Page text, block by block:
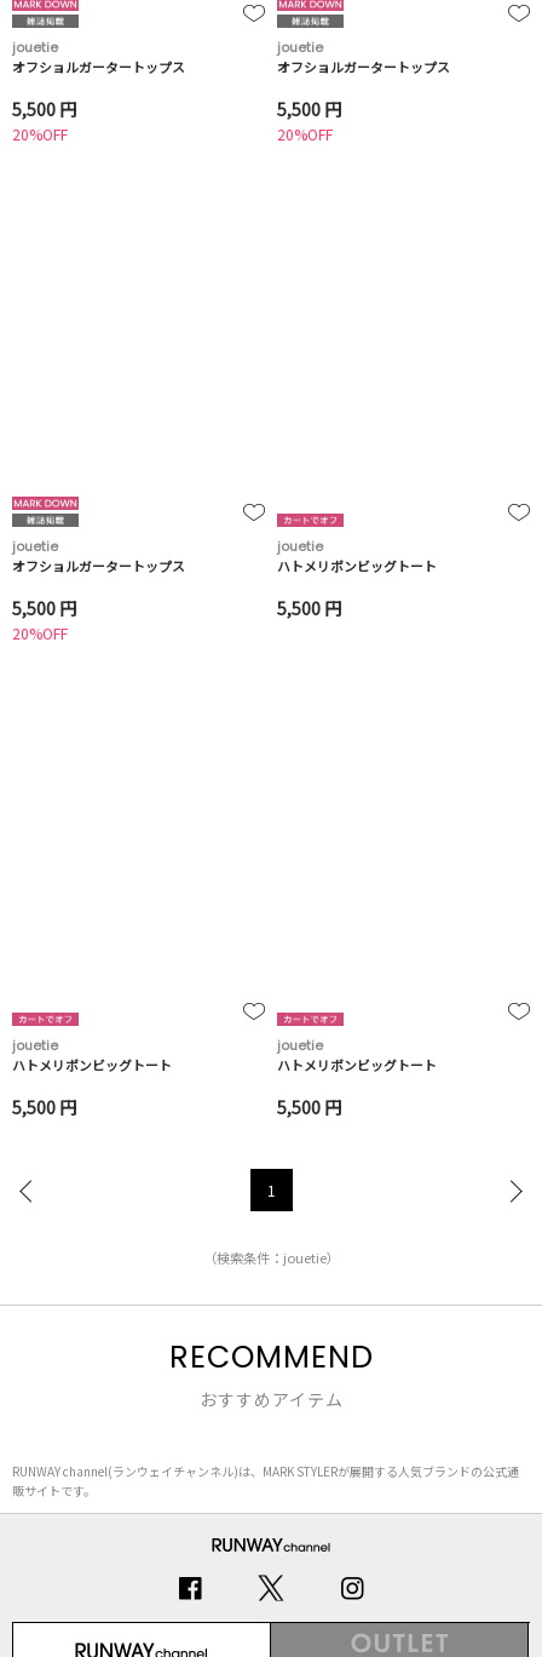
jouetie
オフショルガータートップス
5,500 円
20%OFF
jouetie
オフショルガータートップス
5,500 円
20%OFF
jouetie
オフショルガータートップス
5,500 円
20%OFF
jouetie
ハトメリボンビッグトート
5,500 円
jouetie
ハトメリボンビッグトート
5,500 円
jouetie
ハトメリボンビッグトート
5,500 円
1
（検索条件：jouetie）
RECOMMEND
おすすめアイテム
RUNWAY channel(ランウェイチャンネル)は、MARK STYLERが展開する人気ブランドの公式通
販サイトです。